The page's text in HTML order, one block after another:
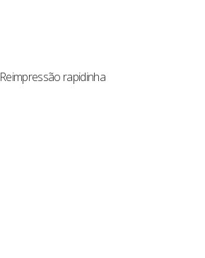
Reimpressão rapidinha